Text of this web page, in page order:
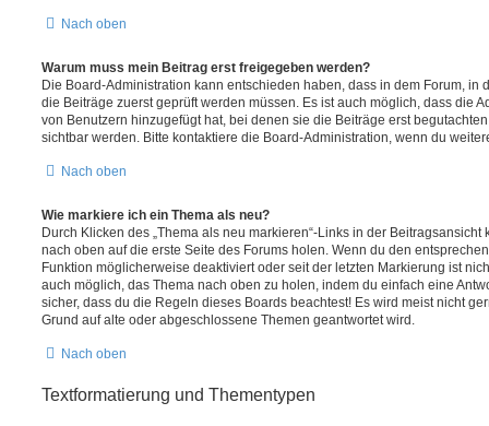
Nach oben
Warum muss mein Beitrag erst freigegeben werden?
Die Board-Administration kann entschieden haben, dass in dem Forum, in
die Beiträge zuerst geprüft werden müssen. Es ist auch möglich, dass die
von Benutzern hinzugefügt hat, bei denen sie die Beiträge erst
sichtbar werden. Bitte kontaktiere die Board-Administration, wenn du
Nach oben
Wie markiere ich ein Thema als neu?
Durch Klicken des „Thema als neu markieren“-Links in der
nach oben auf die erste Seite des Forums holen. Wenn du den
Funktion möglicherweise deaktiviert oder seit der letzten Markierung ist
auch möglich, das Thema nach oben zu holen, indem du einfach eine
sicher, dass du die Regeln dieses Boards beachtest! Es wird meist nicht
Grund auf alte oder abgeschlossene Themen geantwortet wird.
Nach oben
Textformatierung und Thementypen